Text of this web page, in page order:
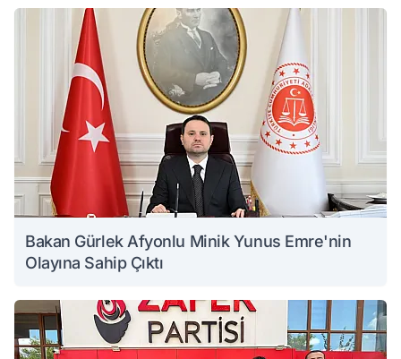
Bakan Gürlek Afyonlu Minik Yunus Emre'nin
Olayına Sahip Çıktı